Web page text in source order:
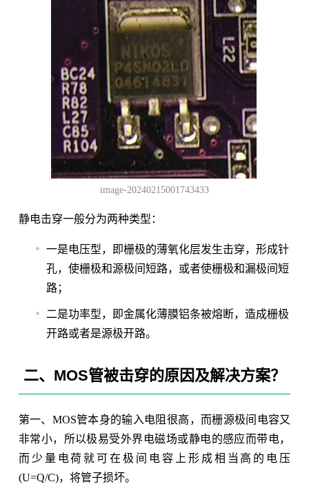
image-20240215001743433
静电击穿一般分为两种类型：
一是电压型，即栅极的薄氧化层发生击穿，形成针
孔，使栅极和源极间短路，或者使栅极和漏极间短
路；
二是功率型，即金属化薄膜铝条被熔断，造成栅极
开路或者是源极开路。
二、MOS管被击穿的原因及解决方案？
第一、MOS管本身的输入电阻很高，而栅源极间电容又
非常小，所以极易受外界电磁场或静电的感应而带电，
而少量电荷就可在极间电容上形成相当高的电压
(U=Q/C)，将管子损坏。